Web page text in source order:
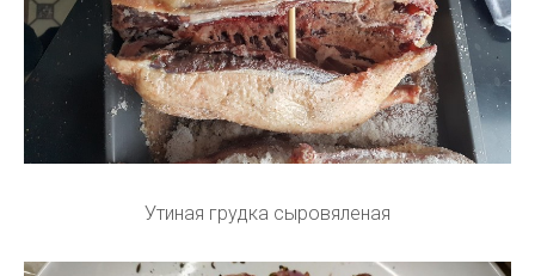
Утиная грудка сыровяленая